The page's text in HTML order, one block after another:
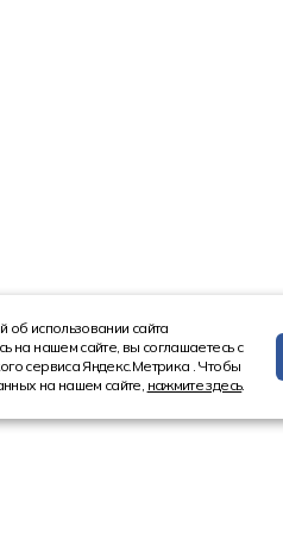
использовании сайта
на нашем сайте, вы соглашаетесь с
сервиса Яндекс.Метрика . Чтобы
на нашем сайте, нажмите здесь.